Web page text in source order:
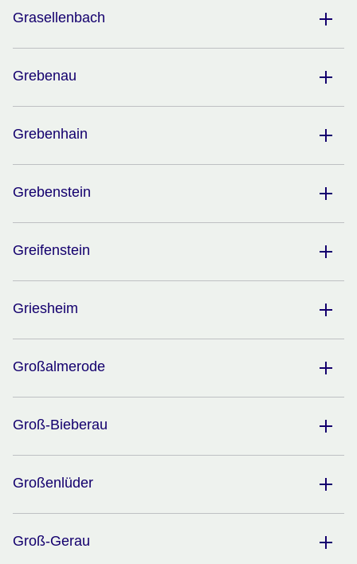
Grasellenbach
Grebenau
Grebenhain
Grebenstein
Greifenstein
Griesheim
Großalmerode
Groß-Bieberau
Großenlüder
Groß-Gerau